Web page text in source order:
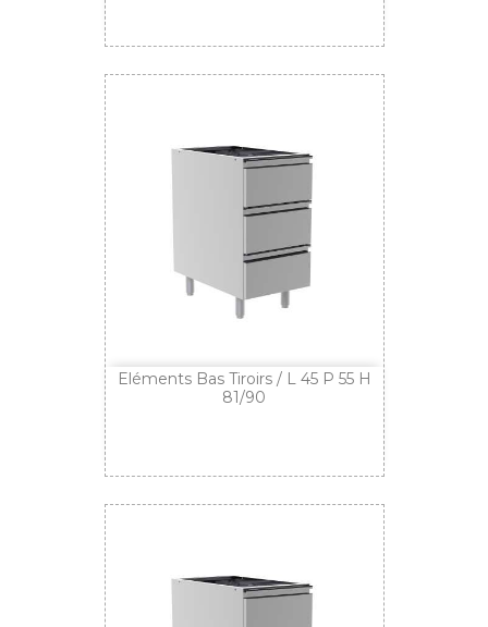
Eléments Bas Tiroirs / L 45 P 55 H
81/90